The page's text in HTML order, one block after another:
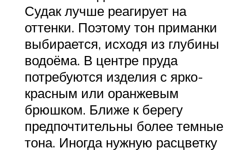
Судак лучше реагирует на
оттенки. Поэтому тон приманки
выбирается, исходя из глубины
водоёма. В центре пруда
потребуются изделия с ярко-
красным или оранжевым
брюшком. Ближе к берегу
предпочтительны более темные
тона. Иногда нужную расцветку